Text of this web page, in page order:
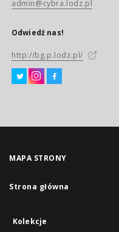
admin@cybra.lodz.pl
Odwiedź nas!
http://bg.p.lodz.pl/
MAPA STRONY
Strona główna
Kolekcje